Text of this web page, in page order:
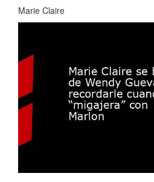
Marie Claire